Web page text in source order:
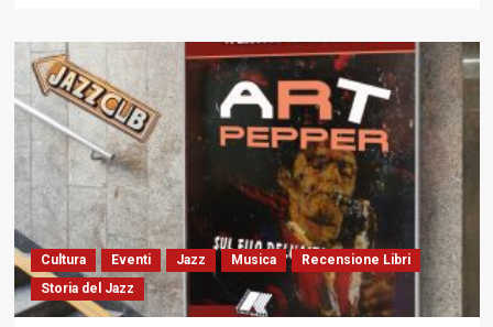
su
Musicarelli,
un
cinema
con
poco
jazz
Cultura Eventi Jazz Musica
Recensione Libri
Storia del Jazz